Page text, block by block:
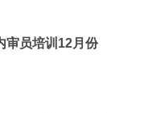
审员培训12月份